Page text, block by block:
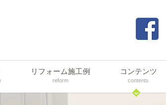
リフォーム施工例
reform
コンテンツ
contents